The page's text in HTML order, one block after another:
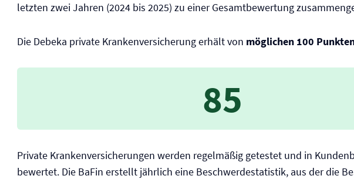
letzten zwei Jahren (2024 bis 2025) zu einer Gesamtbewertung
Die Debeka private Kranken­versicherung erhält von möglichen 100
85
Private Kranken­versicherungen werden regelmäßig getestet und in
bewertet. Die BaFin erstellt jährlich eine Beschwerdestatistik, aus der die